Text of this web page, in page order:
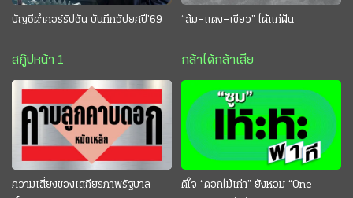
บัญชีดำคอร์รัปชัน บันทึกอัปยศปี’69
สกู๊ปหน้า 1
“ส้ม–แดง–เขียว” ได้แค่ฝัน
กล้าได้กล้าเสีย
ความเสี่ยงของเสถียรภาพรัฐบาล
ดีใจ “ดอกไม้เก่า” ยังหอม “One